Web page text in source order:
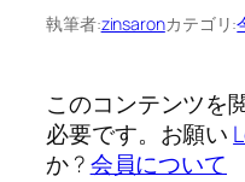
執筆者:zinsaronカテゴリ:
このコンテンツを
必要です。お願い
か ?会員について